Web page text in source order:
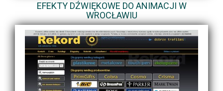
EFEKTY DŹWIĘKOWE DO ANIMACJI W
WROCŁAWIU